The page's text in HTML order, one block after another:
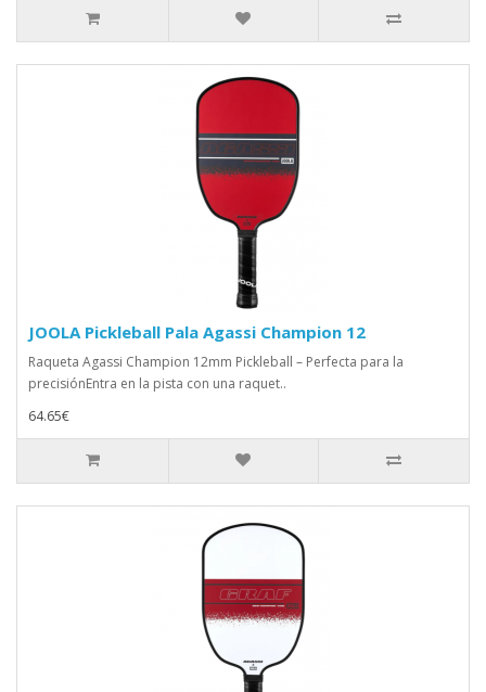
JOOLA Pickleball Pala Agassi Champion 12
Raqueta Agassi Champion 12mm Pickleball – Perfecta para la
precisiónEntra en la pista con una raquet..
64.65€